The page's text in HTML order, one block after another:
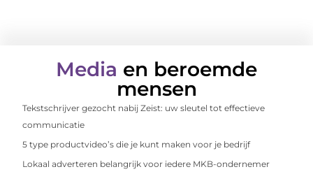
Media en beroemde
mensen
Tekstschrijver gezocht nabij Zeist: uw sleutel tot effectieve
communicatie
5 type productvideo’s die je kunt maken voor je bedrijf
Lokaal adverteren belangrijk voor iedere MKB-ondernemer